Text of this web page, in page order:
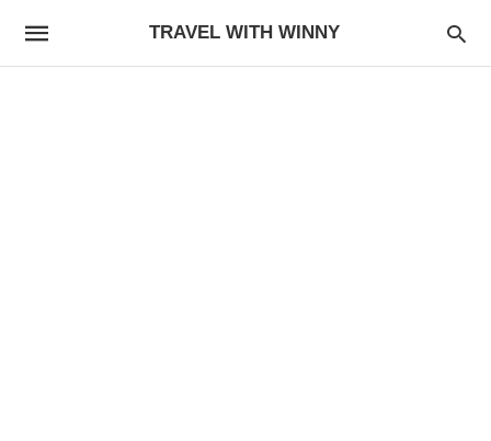
TRAVEL WITH WINNY